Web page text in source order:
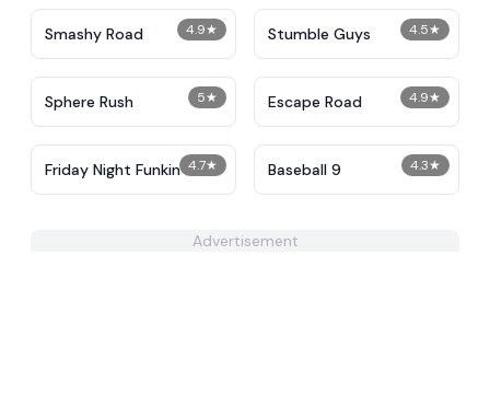
4.9★
Smashy Road 4.5★
Stumble Guys
5★
Sphere Rush 4.9★
Escape Road
4.7★
Friday Night Funkin 4.3★
Baseball 9
Advertisement